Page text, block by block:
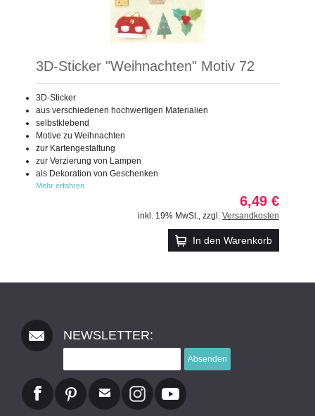
3D-Sticker "Weihnachten" Motiv 72
3D-Sticker
aus verschiedenen hochwertigen Materialien
selbstklebend
Motive zu Weihnachten
zur Kartengestaltung
zur Verzierung von Lampen
als Dekoration von Geschenken
Mehr erfahren
6,49 €
inkl. 19% MwSt. zzgl. Versandkosten
In den Warenkorb
NEWSLETTER:
Absenden